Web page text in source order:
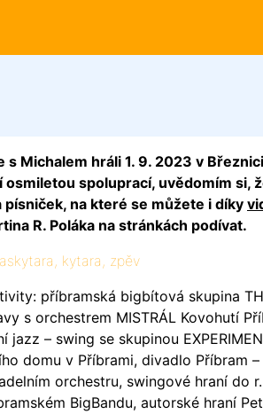
s Michalem hráli 1. 9. 2023 v
osmiletou spoluprací, uvědomím si,
písniček, na které se můžete i díky
R. Poláka na stránkách podívat.
kytara, zpěv
příbramská bigbítová skupina
s orchestrem MISTRÁL Kovohutí
jazz – swing se skupinou
domu v Příbrami, divadlo Příbram –
orchestru, swingové hraní do
BigBandu, autorské hraní